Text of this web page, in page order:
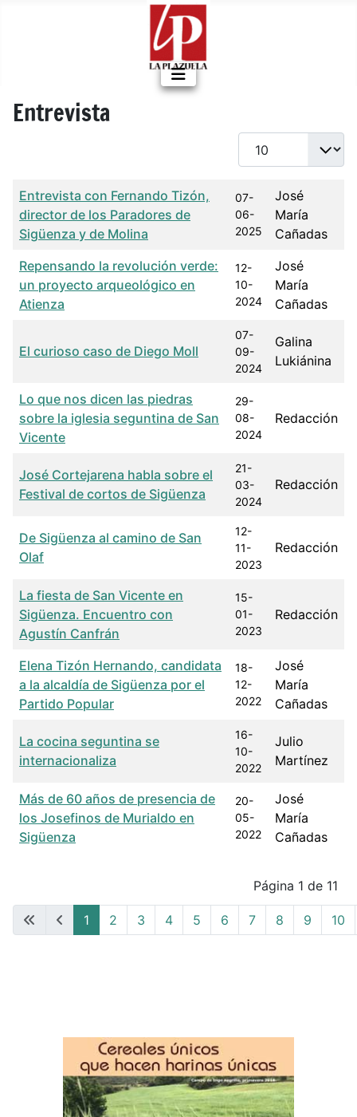
Entrevista
Cantidad a mostrar
Título Fecha de publicación Autor
Entrevista con Fernando Tizón,
director de los Paradores de
Sigüenza y de Molina
07-
06-
2025
José
María
Cañadas
Repensando la revolución verde:
un proyecto arqueológico en
Atienza
12-
10-
2024
José
María
Cañadas
El curioso caso de Diego Moll
07-
09-
2024
Galina
Lukiánina
Lo que nos dicen las piedras
sobre la iglesia seguntina de San
Vicente
29-
08-
2024
Redacción
José Cortejarena habla sobre el
Festival de cortos de Sigüenza
21-
03-
2024
Redacción
De Sigüenza al camino de San
Olaf
12-
11-
2023
Redacción
La fiesta de San Vicente en
Sigüenza. Encuentro con
Agustín Canfrán
15-
01-
2023
Redacción
Elena Tizón Hernando, candidata
a la alcaldía de Sigüenza por el
Partido Popular
18-
12-
2022
José
María
Cañadas
La cocina seguntina se
internacionaliza
16-
10-
2022
Julio
Martínez
Más de 60 años de presencia de
los Josefinos de Murialdo en
Sigüenza
20-
05-
2022
José
María
Cañadas
Página 1 de 11
1 2 3 4 5 6 7 8 9 10